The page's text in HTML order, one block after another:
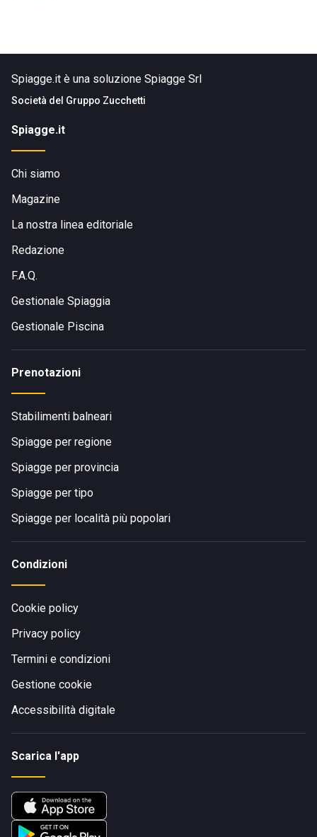
Spiagge.it è una soluzione Spiagge Srl
Società del Gruppo Zucchetti
Spiagge.it
Chi siamo
Magazine
La nostra linea editoriale
Redazione
F.A.Q.
Gestionale Spiaggia
Gestionale Piscina
Prenotazioni
Stabilimenti balneari
Spiagge per regione
Spiagge per provincia
Spiagge per tipo
Spiagge per località più popolari
Condizioni
Cookie policy
Privacy policy
Termini e condizioni
Gestione cookie
Accessibilità digitale
Scarica l'app